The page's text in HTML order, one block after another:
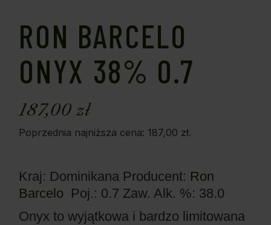
RON BARCELO
ONYX 38% 0.7
187,00zł
Poprzednia najniższa cena: 187,00 zł.
Kraj: Dominikana Producent: Ron
Barcelo Poj.: 0.7 Zaw. Alk. %: 38.0
Onyx to wyjątkowa i bardzo limitowana